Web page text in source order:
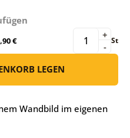
€ -
+ St
LEGEN
Wandbild im eigenen